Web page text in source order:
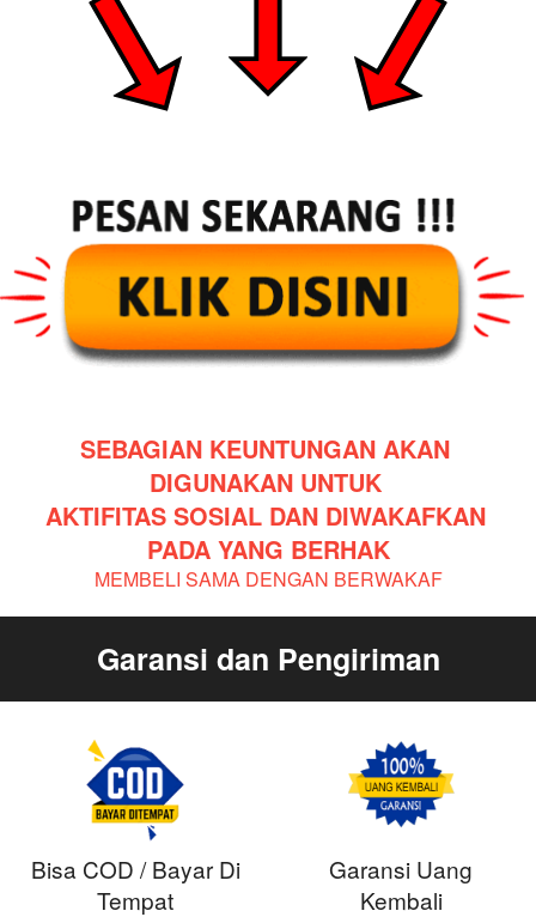
SEBAGIAN KEUNTUNGAN AKAN
DIGUNAKAN UNTUK
AKTIFITAS SOSIAL DAN DIWAKAFKAN
PADA YANG BERHAK
MEMBELI SAMA DENGAN BERWAKAF
Garansi dan Pengiriman
Bisa COD / Bayar Di
Tempat
Garansi Uang
Kembali